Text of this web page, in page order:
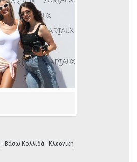
Βάσω Κολλιδά - Κλεονίκη